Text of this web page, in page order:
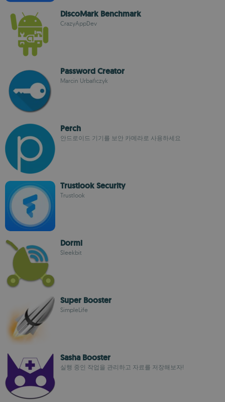
DiscoMark Benchmark
CrazyAppDev
Password Creator
Marcin Urbańczyk
Perch
안드로이드 기기를 보안 카메라로 사용하세요
Trustlook Security
Trustlook
Dormi
Sleekbit
Super Booster
SimpleLife
Sasha Booster
실행 중인 작업을 관리하고 자료를 저장해보자!